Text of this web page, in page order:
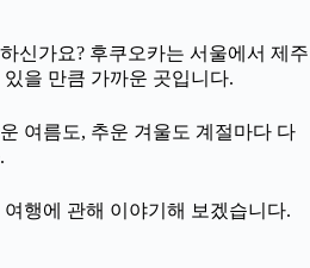
신가요? 후쿠오카는 서울에서 제주
을 만큼 가까운 곳입니다.
여름도, 추운 겨울도 계절마다 다
행에 관해 이야기해 보겠습니다.